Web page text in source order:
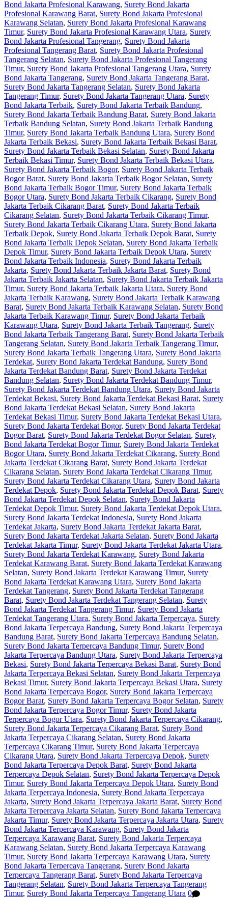
Bond Jakarta Profesional Karawang, Surety Bond Jakarta
Profesional Karawang Barat, Surety Bond Jakarta Profesional
Karawang Selatan, Surety Bond Jakarta Profesional Karawang
Timur, Surety Bond Jakarta Profesional Karawang Utara, Surety
Bond Jakarta Profesional Tangerang, Surety Bond Jakarta
Profesional Tangerang Barat, Surety Bond Jakarta Profesional
Tangerang Selatan, Surety Bond Jakarta Profesional Tangerang
Timur, Surety Bond Jakarta Profesional Tangerang Utara, Surety
Bond Jakarta Tangerang, Surety Bond Jakarta Tangerang Barat,
Surety Bond Jakarta Tangerang Selatan, Surety Bond Jakarta
Tangerang Timur, Surety Bond Jakarta Tangerang Utara, Surety
Bond Jakarta Terbaik, Surety Bond Jakarta Terbaik Bandung,
Surety Bond Jakarta Terbaik Bandung Barat, Surety Bond Jakarta
Terbaik Bandung Selatan, Surety Bond Jakarta Terbaik Bandung
Timur, Surety Bond Jakarta Terbaik Bandung Utara, Surety Bond
Jakarta Terbaik Bekasi, Surety Bond Jakarta Terbaik Bekasi Barat,
Surety Bond Jakarta Terbaik Bekasi Selatan, Surety Bond Jakarta
Terbaik Bekasi Timur, Surety Bond Jakarta Terbaik Bekasi Utara,
Surety Bond Jakarta Terbaik Bogor, Surety Bond Jakarta Terbaik
Bogor Barat, Surety Bond Jakarta Terbaik Bogor Selatan, Surety
Bond Jakarta Terbaik Bogor Timur, Surety Bond Jakarta Terbaik
Bogor Utara, Surety Bond Jakarta Terbaik Cikarang, Surety Bond
Jakarta Terbaik Cikarang Barat, Surety Bond Jakarta Terbaik
Cikarang Selatan, Surety Bond Jakarta Terbaik Cikarang Timur,
Surety Bond Jakarta Terbaik Cikarang Utara, Surety Bond Jakarta
Terbaik Depok, Surety Bond Jakarta Terbaik Depok Barat, Surety
Bond Jakarta Terbaik Depok Selatan, Surety Bond Jakarta Terbaik
Depok Timur, Surety Bond Jakarta Terbaik Depok Utara, Surety
Bond Jakarta Terbaik Indonesia, Surety Bond Jakarta Terbaik
Jakarta, Surety Bond Jakarta Terbaik Jakarta Barat, Surety Bond
Jakarta Terbaik Jakarta Selatan, Surety Bond Jakarta Terbaik Jakarta
Timur, Surety Bond Jakarta Terbaik Jakarta Utara, Surety Bond
Jakarta Terbaik Karawang, Surety Bond Jakarta Terbaik Karawang
Barat, Surety Bond Jakarta Terbaik Karawang Selatan, Surety Bond
Jakarta Terbaik Karawang Timur, Surety Bond Jakarta Terbaik
Karawang Utara, Surety Bond Jakarta Terbaik Tangerang, Surety
Bond Jakarta Terbaik Tangerang Barat, Surety Bond Jakarta Terbaik
Tangerang Selatan, Surety Bond Jakarta Terbaik Tangerang Timur,
Surety Bond Jakarta Terbaik Tangerang Utara, Surety Bond Jakarta
Terdekat, Surety Bond Jakarta Terdekat Bandung, Surety Bond
Jakarta Terdekat Bandung Barat, Surety Bond Jakarta Terdekat
Bandung Selatan, Surety Bond Jakarta Terdekat Bandung Timur,
Surety Bond Jakarta Terdekat Bandung Utara, Surety Bond Jakarta
Terdekat Bekasi, Surety Bond Jakarta Terdekat Bekasi Barat, Surety
Bond Jakarta Terdekat Bekasi Selatan, Surety Bond Jakarta
Terdekat Bekasi Timur, Surety Bond Jakarta Terdekat Bekasi Utara,
Surety Bond Jakarta Terdekat Bogor, Surety Bond Jakarta Terdekat
Bogor Barat, Surety Bond Jakarta Terdekat Bogor Selatan, Surety
Bond Jakarta Terdekat Bogor Timur, Surety Bond Jakarta Terdekat
Bogor Utara, Surety Bond Jakarta Terdekat Cikarang, Surety Bond
Jakarta Terdekat Cikarang Barat, Surety Bond Jakarta Terdekat
Cikarang Selatan, Surety Bond Jakarta Terdekat Cikarang Timur,
Surety Bond Jakarta Terdekat Cikarang Utara, Surety Bond Jakarta
Terdekat Depok, Surety Bond Jakarta Terdekat Depok Barat, Surety
Bond Jakarta Terdekat Depok Selatan, Surety Bond Jakarta
Terdekat Depok Timur, Surety Bond Jakarta Terdekat Depok Utara,
Surety Bond Jakarta Terdekat Indonesia, Surety Bond Jakarta
Terdekat Jakarta, Surety Bond Jakarta Terdekat Jakarta Barat,
Surety Bond Jakarta Terdekat Jakarta Selatan, Surety Bond Jakarta
Terdekat Jakarta Timur, Surety Bond Jakarta Terdekat Jakarta Utara,
Surety Bond Jakarta Terdekat Karawang, Surety Bond Jakarta
Terdekat Karawang Barat, Surety Bond Jakarta Terdekat Karawang
Selatan, Surety Bond Jakarta Terdekat Karawang Timur, Surety
Bond Jakarta Terdekat Karawang Utara, Surety Bond Jakarta
Terdekat Tangerang, Surety Bond Jakarta Terdekat Tangerang
Barat, Surety Bond Jakarta Terdekat Tangerang Selatan, Surety
Bond Jakarta Terdekat Tangerang Timur, Surety Bond Jakarta
Terdekat Tangerang Utara, Surety Bond Jakarta Terpercaya, Surety
Bond Jakarta Terpercaya Bandung, Surety Bond Jakarta Terpercaya
Bandung Barat, Surety Bond Jakarta Terpercaya Bandung Selatan,
Surety Bond Jakarta Terpercaya Bandung Timur, Surety Bond
Jakarta Terpercaya Bandung Utara, Surety Bond Jakarta Terpercaya
Bekasi, Surety Bond Jakarta Terpercaya Bekasi Barat, Surety Bond
Jakarta Terpercaya Bekasi Selatan, Surety Bond Jakarta Terpercaya
Bekasi Timur, Surety Bond Jakarta Terpercaya Bekasi Utara, Surety
Bond Jakarta Terpercaya Bogor, Surety Bond Jakarta Terpercaya
Bogor Barat, Surety Bond Jakarta Terpercaya Bogor Selatan, Surety
Bond Jakarta Terpercaya Bogor Timur, Surety Bond Jakarta
Terpercaya Bogor Utara, Surety Bond Jakarta Terpercaya Cikarang,
Surety Bond Jakarta Terpercaya Cikarang Barat, Surety Bond
Jakarta Terpercaya Cikarang Selatan, Surety Bond Jakarta
Terpercaya Cikarang Timur, Surety Bond Jakarta Terpercaya
Cikarang Utara, Surety Bond Jakarta Terpercaya Depok, Surety
Bond Jakarta Terpercaya Depok Barat, Surety Bond Jakarta
Terpercaya Depok Selatan, Surety Bond Jakarta Terpercaya Depok
Timur, Surety Bond Jakarta Terpercaya Depok Utara, Surety Bond
Jakarta Terpercaya Indonesia, Surety Bond Jakarta Terpercaya
Jakarta, Surety Bond Jakarta Terpercaya Jakarta Barat, Surety Bond
Jakarta Terpercaya Jakarta Selatan, Surety Bond Jakarta Terpercaya
Jakarta Timur, Surety Bond Jakarta Terpercaya Jakarta Utara, Surety
Bond Jakarta Terpercaya Karawang, Surety Bond Jakarta
Terpercaya Karawang Barat, Surety Bond Jakarta Terpercaya
Karawang Selatan, Surety Bond Jakarta Terpercaya Karawang
Timur, Surety Bond Jakarta Terpercaya Karawang Utara, Surety
Bond Jakarta Terpercaya Tangerang, Surety Bond Jakarta
Terpercaya Tangerang Barat, Surety Bond Jakarta Terpercaya
Tangerang Selatan, Surety Bond Jakarta Terpercaya Tangerang
Timur, Surety Bond Jakarta Terpercaya Tangerang Utara 0